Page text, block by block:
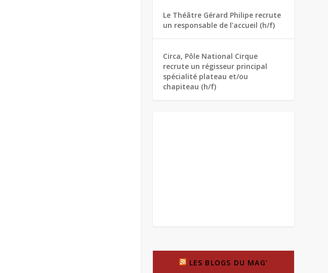
Le Théâtre Gérard Philipe recrute
un responsable de l’accueil (h/f)
Circa, Pôle National Cirque
recrute un régisseur principal
spécialité plateau et/ou
chapiteau (h/f)
LES BLOGS DU MAG’